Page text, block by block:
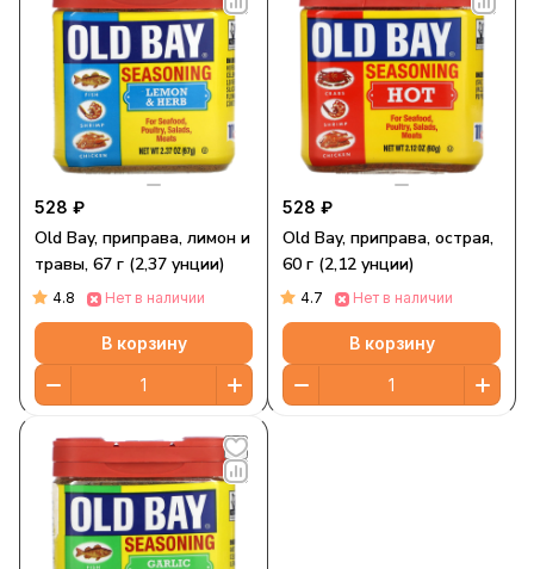
528 ₽
Old Bay, приправа, лимон и
травы, 67 г (2,37 унции)
4.8 Нет в наличии
В корзину
528 ₽
Old Bay, приправа, острая,
60 г (2,12 унции)
4.7 Нет в наличии
В корзину